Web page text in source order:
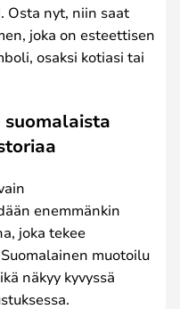
Osta nyt, niin saat
joka on esteettisen
osaksi kotiasi tai
enemmänkin
joka tekee
muotoilu
näkyy kyvyssä